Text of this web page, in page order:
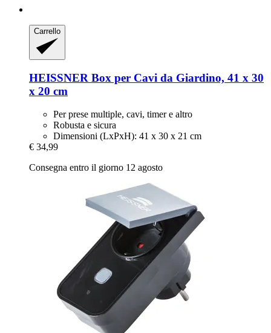
Carrello
HEISSNER Box per Cavi da Giardino, 41 x 30
x 20 cm
Per prese multiple, cavi, timer e altro
Robusta e sicura
Dimensioni (LxPxH): 41 x 30 x 21 cm
€ 34,99
Consegna entro il giorno 12 agosto